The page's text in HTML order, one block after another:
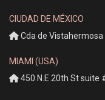
CIUDAD DE MÉXICO
Cda de Vistahermosa
MIAMI (USA)
450 N.E 20th St suite